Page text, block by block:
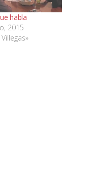
habla
2015